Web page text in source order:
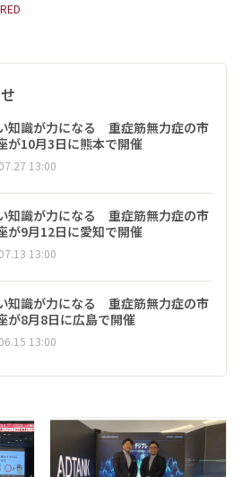
知識が力になる 重症筋無力症の市
が10月3日に熊本で開催
13:00
知識が力になる 重症筋無力症の市
が9月12日に愛知で開催
13:00
知識が力になる 重症筋無力症の市
が8月8日に広島で開催
13:00